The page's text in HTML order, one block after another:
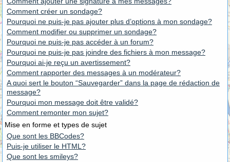
Comment créer un sondage?
Pourquoi ne puis-je pas ajouter plus d’options à mon sondage?
Comment modifier ou supprimer un sondage?
Pourquoi ne puis-je pas accéder à un forum?
Pourquoi ne puis-je pas joindre des fichiers à mon message?
Pourquoi ai-je reçu un avertissement?
Comment rapporter des messages à un modérateur?
A quoi sert le bouton “Sauvegarder” dans la page de rédaction de
message?
Pourquoi mon message doit être validé?
Comment remonter mon sujet?
Mise en forme et types de sujet
Que sont les BBCodes?
Puis-je utiliser le HTML?
Que sont les smileys?